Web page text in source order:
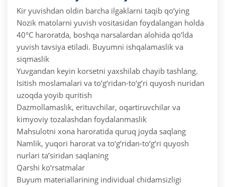
Kir yuvishdan oldin barcha ilgaklarni taqib qo‘ying
Nozik matolarni yuvish vositasidan foydalangan holda
40°C haroratda, boshqa narsalardan alohida qo‘lda
yuvish tavsiya etiladi. Buyumni ishqalamaslik va
siqmaslik
Yuvgandan keyin korsetni yaxshilab chayib tashlang.
Isitish moslamalari va to‘g‘ridan-to‘g‘ri quyosh nuridan
uzoqda yoyib quritish
Dazmollamaslik, erituvchilar, oqartiruvchilar va
kimyoviy tozalashdan foydalanmaslik
Mahsulotni xona haroratida quruq joyda saqlang
Namlik, yuqori harorat va to‘g‘ridan-to‘g‘ri quyosh
nurlari ta’siridan saqlaning
Qarshi ko‘rsatmalar
Buyum materiallarining individual chidamsizligi